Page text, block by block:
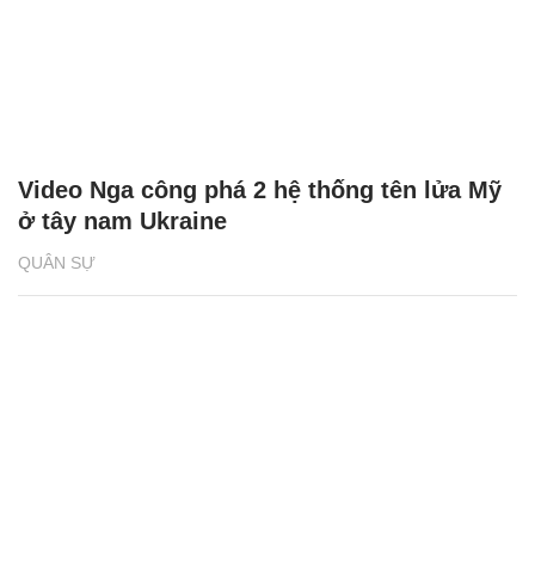
QUÂN SỰ
Video Nga công phá 2 hệ thống tên lửa Mỹ
ở tây nam Ukraine